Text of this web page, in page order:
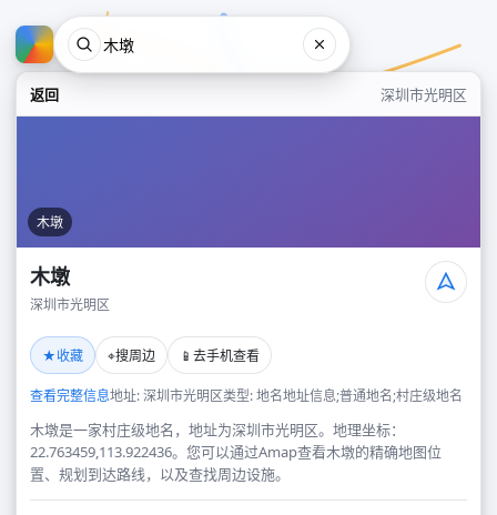
返回 深圳市光明区
木墩
木墩
深圳市光明区
★收藏 ⌖搜周边 📱 去手机查看
查看完整信息地址: 深圳市光明区类型: 地名地址信息;普通地名;村庄级地名
木墩是一家村庄级地名，地址为深圳市光明区。地理坐标：
22.763459,113.922436。您可以通过Amap查看木墩的精确地图位
置、规划到达路线，以及查找周边设施。